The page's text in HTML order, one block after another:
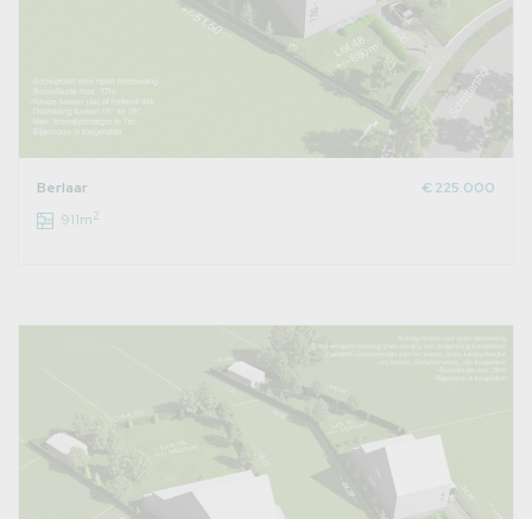
Berlaar
€ 225.000
911m2